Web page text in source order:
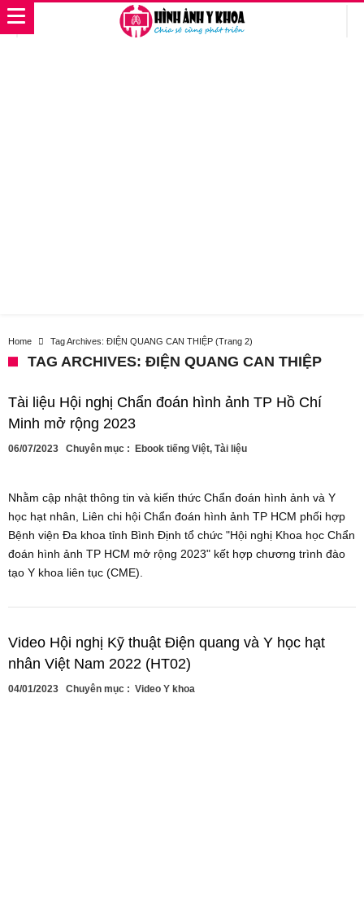
Home Tag Archives: ĐIỆN QUANG CAN THIỆP (Trang 2)
TAG ARCHIVES: ĐIỆN QUANG CAN THIỆP
Tài liệu Hội nghị Chẩn đoán hình ảnh TP Hồ Chí
Minh mở rộng 2023
06/07/2023 Chuyên mục : Ebook tiếng Việt, Tài liệu
Nhằm cập nhật thông tin và kiến thức Chẩn đoán hình ảnh và Y
học hạt nhân, Liên chi hội Chẩn đoán hình ảnh TP HCM phối hợp
Bệnh viện Đa khoa tỉnh Bình Định tổ chức "Hội nghị Khoa học Chẩn
đoán hình ảnh TP HCM mở rộng 2023" kết hợp chương trình đào
tạo Y khoa liên tục (CME).
Video Hội nghị Kỹ thuật Điện quang và Y học hạt
nhân Việt Nam 2022 (HT02)
04/01/2023 Chuyên mục : Video Y khoa